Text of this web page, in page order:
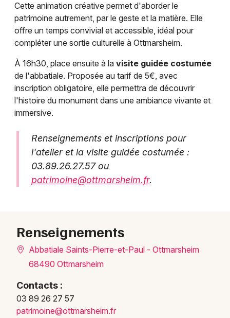
Artistes en tournée
Actus à Mulhouse
Magazine à Mulhouse
Actus tourisme & loisirs
Restaurants
68 - Haut-Rhin
Mon email
Cette animation créative permet d'aborder le
patrimoine autrement, par le geste et la matière. Elle
offre un temps convivial et accessible, idéal pour
compléter une sortie culturelle à Ottmarsheim.
À 16h30, place ensuite à la visite guidée costumée
de l'abbatiale. Proposée au tarif de 5€, avec
inscription obligatoire, elle permettra de découvrir
l'histoire du monument dans une ambiance vivante et
immersive.
Renseignements et inscriptions pour
l'atelier et la visite guidée costumée :
03.89.26.27.57 ou
patrimoine@ottmarsheim.fr.
Renseignements
Abbatiale Saints-Pierre-et-Paul - Ottmarsheim
68490 Ottmarsheim
Contacts :
03 89 26 27 57
patrimoine@ottmarsheim.fr